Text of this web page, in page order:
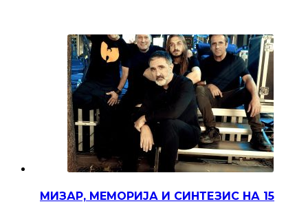
МИЗАР, МЕМОРИЈА И СИНТЕЗИС НА 15